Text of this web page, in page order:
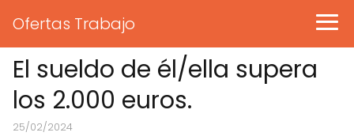
Ofertas Trabajo
El sueldo de él/ella supera
los 2.000 euros.
25/02/2024